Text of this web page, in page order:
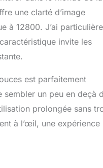
une clarté d’image
à 12800. J’ai
invite les
est parfaitement
un peu en deçà
prolongée sans
à l’œil, une expérience